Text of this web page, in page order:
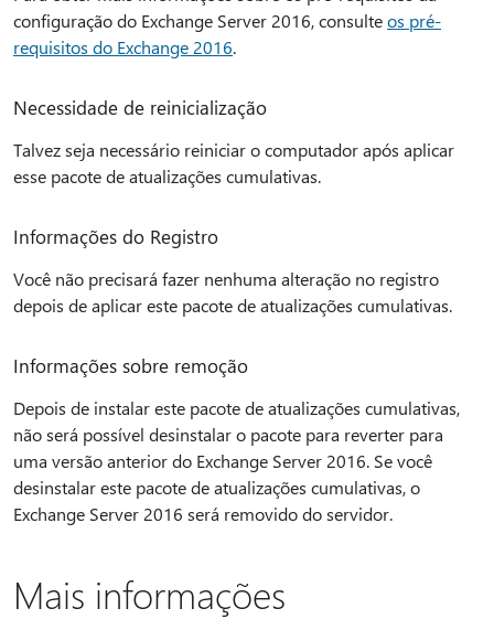
configuração do Exchange Server 2016, consulteos pré-
requisitos do Exchange 2016.
Necessidade de reinicialização
Talvez seja necessário reiniciar o computador após aplicar
esse pacote de atualizações cumulativas.
Informações do Registro
Você não precisará fazer nenhuma alteração no registro
depois de aplicar este pacote de atualizações cumulativas.
Informações sobre remoção
Depois de instalar este pacote de atualizações cumulativas,
não será possível desinstalar o pacote para reverter para
uma versão anterior do Exchange Server 2016. Se você
desinstalar este pacote de atualizações cumulativas, o
Exchange Server 2016 será removido do servidor.
Mais informações